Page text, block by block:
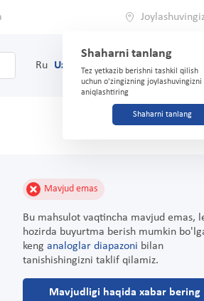
Shaharni tanlang
Tez yetkazib berishni tashkil qilish
uchun o'zingizning joylashuvingizni
aniqlashtiring
Shaharni tanlang
Ru Uz (71) 200-03-03
Mavjud emas
Bu mahsulot vaqtincha mavjud emas,
hozirda buyurtma berish mumkin
keng analoglar diapazoni bilan
tanishishingizni taklif qilamiz.
Mavjudligi haqida xabar bering